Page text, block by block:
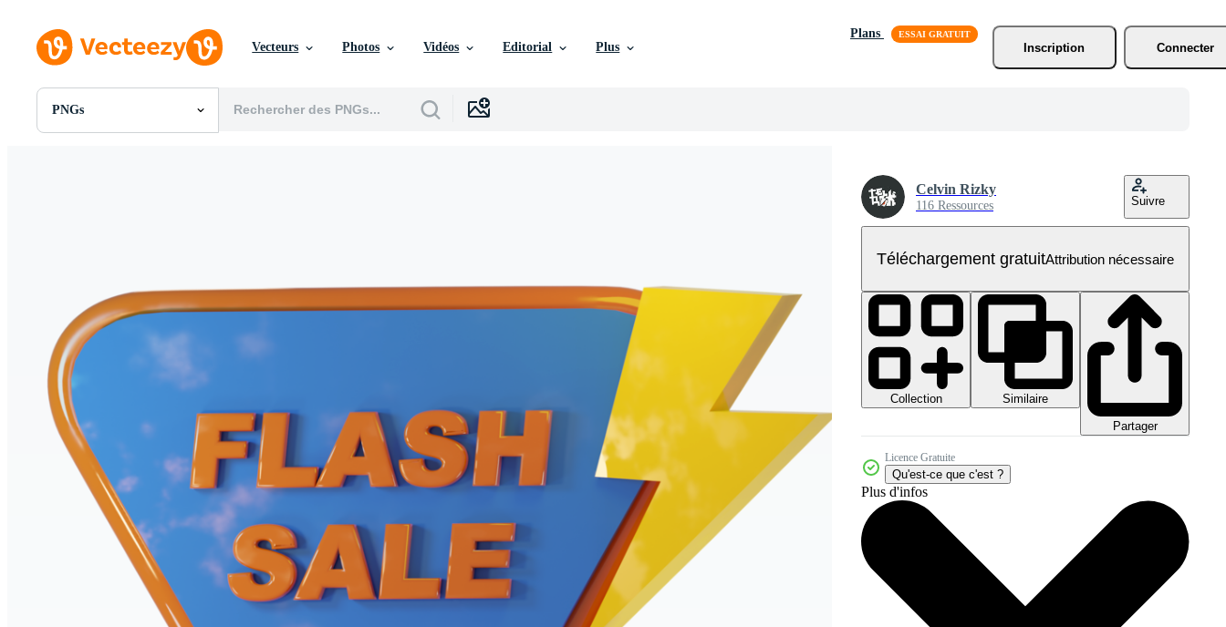
Vecteurs Photos Vidéos Editorial Plus
Plans
Inscription
Connecter
PNGs
Toutes Images
Images Éditoriales
Événements Éditoriaux
Celvin Rizky
116 Ressources Suivre
Téléchargement gratuitAttribution nécessaire
Collection
Similaire
Partager
Licence Gratuite
Qu'est-ce que c'est ?
Plus d'infos